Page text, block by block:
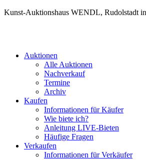
Kunst-Auktionshaus WENDL, Rudolstadt
Auktionen
Alle Auktionen
Nachverkauf
Termine
Archiv
Kaufen
Informationen für Käufer
Wie biete ich?
Anleitung LIVE-Bieten
Häufige Fragen
Verkaufen
Informationen für Verkäufer